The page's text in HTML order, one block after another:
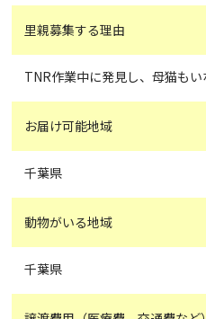
里親募集する理由
TNR作業中に発見し、母猫もい
お届け可能地域
千葉県
動物がいる地域
千葉県